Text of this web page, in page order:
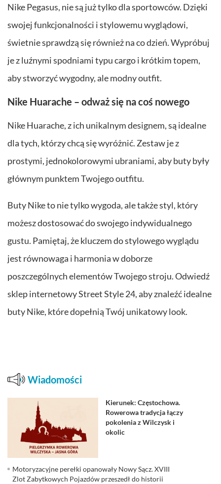
Nike Pegasus, nie są już tylko dla sportowców. Dzięki
swojej funkcjonalności i stylowemu wyglądowi,
świetnie sprawdzą się również na co dzień. Wypróbuj
je z luźnymi spodniami typu cargo i krótkim topem,
aby stworzyć wygodny, ale modny outfit.
Nike Huarache – odważ się na coś nowego
Nike Huarache, z ich unikalnym designem, są idealne
dla tych, którzy chcą się wyróżnić. Zestaw je z
prostymi, jednokolorowymi ubraniami, aby buty były
głównym punktem Twojego outfitu.
Buty Nike to nie tylko wygoda, ale także styl, który
możesz dostosować do swojego indywidualnego
gustu. Pamiętaj, że kluczem do stylowego wyglądu
jest równowaga i harmonia w doborze
poszczególnych elementów Twojego stroju. Odwiedź
sklep internetowy Street Style 24, aby znaleźć idealne
buty Nike, które dopełnią Twój unikatowy look.
Wiadomości
Kierunek: Częstochowa.
Rowerowa tradycja łączy
pokolenia z Wilczysk i
okolic
Motoryzacyjne perełki opanowały Nowy Sącz. XVIII
Zlot Zabytkowych Pojazdów przeszedł do historii